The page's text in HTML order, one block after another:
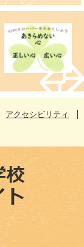
アクセシビリティ